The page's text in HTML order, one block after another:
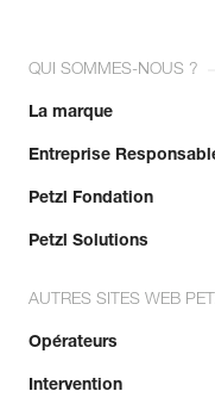
QUI SOMMES-NOUS ?
La marque
Entreprise
Petzl Fondation
Petzl Solutions
AUTRES SITES WEB
Opérateurs
Intervention